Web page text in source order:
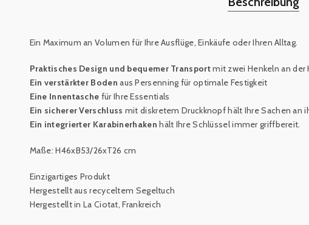
Ein Maximum an Volumen für Ihre Ausflüge, Einkäufe oder Ihren Alltag.
Praktisches Design und bequemer Transportmit zwei Henkeln an
Ein verstärkter Boden aus Persenning für optimale Festigkeit
Eine Innentasche für Ihre Essentials
Ein sicherer Verschluss mit diskretem Druckknopf hält Ihre Sachen an
Ein integrierter Karabinerhaken hält IhreSchlüssel immer griffbereit
Maße: H46xB53/26xT26 cm
Einzigartiges Produkt
Hergestellt aus recyceltem Segeltuch
Hergestellt in La Ciotat, Frankreich